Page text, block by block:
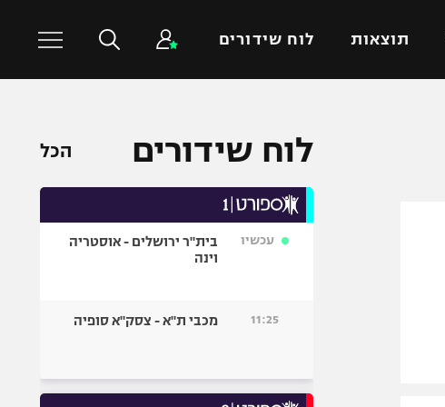
תוצאות לוח שידורים
כדורסל עולמי
כדורעף
שחייה
היאבקות WWE
לוח שידורים הכל
עכשיו
בית"ר ירושלים - אוסטריה
וינה
11:25 מכבי ת"א - צסק"א סופיה